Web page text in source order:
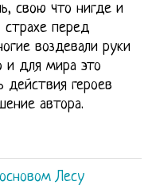
свою что нигде и
страхе перед
воздевали руки
и для мира это
действия героев
автора.
Лесу